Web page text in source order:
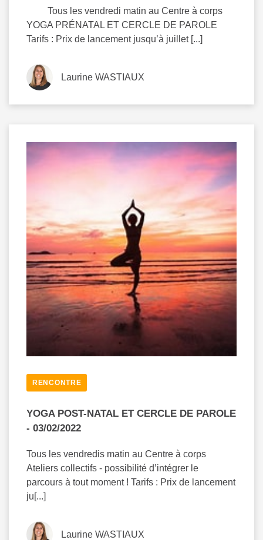
Tous les vendredi matin au Centre à corps
YOGA PRÉNATAL ET CERCLE DE PAROLE
Tarifs : Prix de lancement jusqu’à juillet [...]
Laurine WASTIAUX
RENCONTRE
YOGA POST-NATAL ET CERCLE DE PAROLE
- 03/02/2022
Tous les vendredis matin au Centre à corps
Ateliers collectifs - possibilité d’intégrer le
parcours à tout moment ! Tarifs : Prix de lancement
ju[...]
Laurine WASTIAUX